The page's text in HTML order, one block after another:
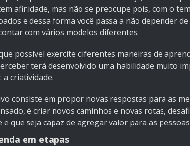
afinidade, mas não se preocupe pois, com o
e dessa forma você passa a não depender
com vários modelos diferentes.
possível exercite diferentes maneiras de
terá desenvolvido uma habilidade muito
a criatividade.
consiste em propor novas respostas para as
é criar novos caminhos e novas rotas,
e que seja capaz de agregar valor para as
em etapas